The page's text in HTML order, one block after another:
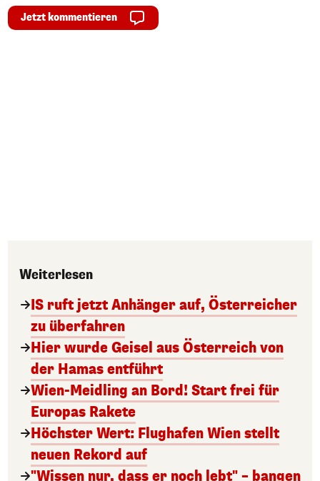
Jetzt kommentieren
Weiterlesen
IS ruft jetzt Anhänger auf, Österreicher
zu überfahren
Hier wurde Geisel aus Österreich von
der Hamas entführt
Wien-Meidling an Bord! Start frei für
Europas Rakete
Höchster Wert: Flughafen Wien stellt
neuen Rekord auf
"Wissen nur, dass er noch lebt" – bangen